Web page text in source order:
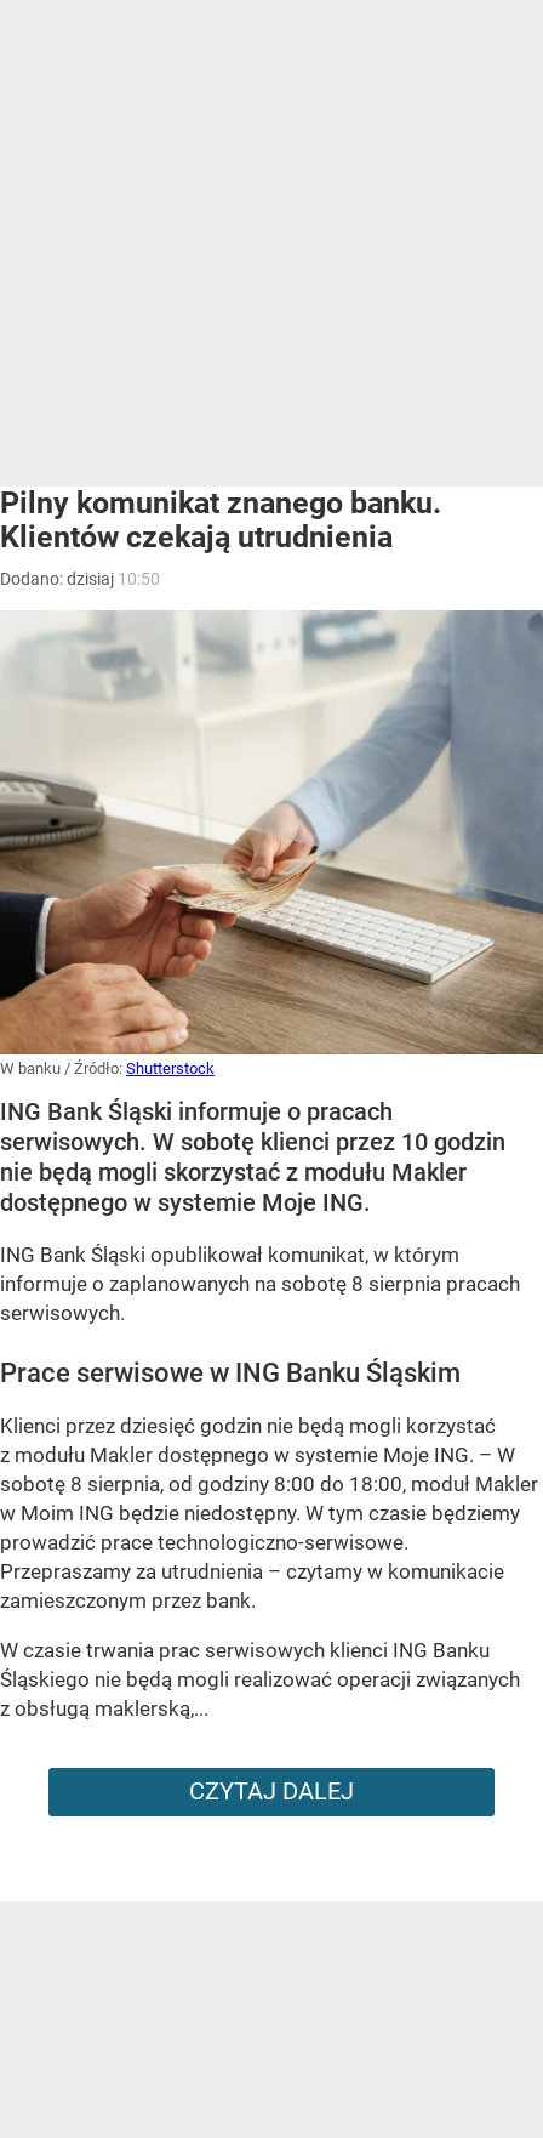
Pilny komunikat znanego banku.
Klientów czekają utrudnienia
Dodano:dzisiaj 10:50
W banku / Źródło: Shutterstock
ING Bank Śląski informuje o pracach
serwisowych. W sobotę klienci przez 10 godzin
nie będą mogli skorzystać z modułu Makler
dostępnego w systemie Moje ING.
ING Bank Śląski opublikował komunikat, w którym
informuje o zaplanowanych na sobotę 8 sierpnia pracach
serwisowych.
Prace serwisowe w ING Banku Śląskim
Klienci przez dziesięć godzin nie będą mogli korzystać
z modułu Makler dostępnego w systemie Moje ING. – W
sobotę 8 sierpnia, od godziny 8:00 do 18:00, moduł Makler
w Moim ING będzie niedostępny. W tym czasie będziemy
prowadzić prace technologiczno-serwisowe.
Przepraszamy za utrudnienia – czytamy w komunikacie
zamieszczonym przez bank.
W czasie trwania prac serwisowych klienci ING Banku
Śląskiego nie będą mogli realizować operacji związanych
z obsługą maklerską,...
CZYTAJ DALEJ